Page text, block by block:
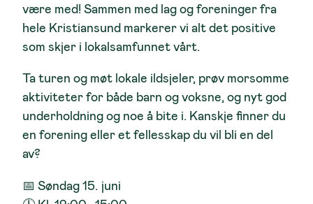
være med! Sammen med lag og foreninger fra
hele Kristiansund markerer vi alt det positive
som skjer i lokalsamfunnet vårt.
Ta turen og møt lokale ildsjeler, prøv morsomme
aktiviteter for både barn og voksne, og nyt god
underholdning og noe å bite i. Kanskje finner du
en forening eller et fellesskap du vil bli en del
av?
📅 Søndag 15. juni